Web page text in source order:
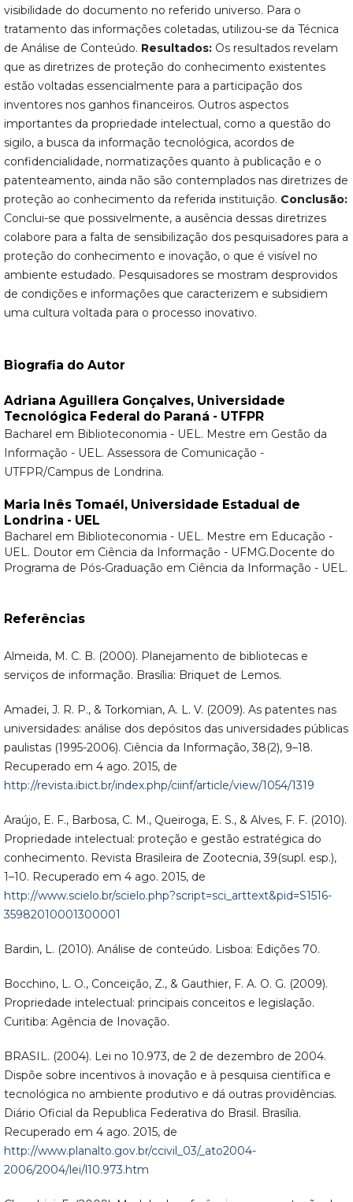
visibilidade do documento no referido universo. Para o
tratamento das informações coletadas, utilizou-se da Técnica
de Análise de Conteúdo. Resultados: Os resultados revelam
que as diretrizes de proteção do conhecimento existentes
estão voltadas essencialmente para a participação dos
inventores nos ganhos financeiros. Outros aspectos
importantes da propriedade intelectual, como a questão do
sigilo, a busca da informação tecnológica, acordos de
confidencialidade, normatizações quanto à publicação e o
patenteamento, ainda não são contemplados nas diretrizes de
proteção ao conhecimento da referida instituição. Conclusão:
Conclui-se que possivelmente, a ausência dessas diretrizes
colabore para a falta de sensibilização dos pesquisadores para a
proteção do conhecimento e inovação, o que é visível no
ambiente estudado. Pesquisadores se mostram desprovidos
de condições e informações que caracterizem e subsidiem
uma cultura voltada para o processo inovativo.
Biografia do Autor
Adriana Aguillera Gonçalves, Universidade
Tecnológica Federal do Paraná - UTFPR
Bacharel em Biblioteconomia - UEL. Mestre em Gestão da
Informação - UEL. Assessora de Comunicação -
UTFPR/Campus de Londrina.
Maria Inês Tomaél, Universidade Estadual de
Londrina - UEL
Bacharel em Biblioteconomia - UEL. Mestre em Educação -
UEL. Doutor em Ciência da Informação - UFMG.Docente do
Programa de Pós-Graduação em Ciência da Informação - UEL.
Referências
Almeida, M. C. B. (2000). Planejamento de bibliotecas e
serviços de informação. Brasília: Briquet de Lemos.
Amadei, J. R. P., & Torkomian, A. L. V. (2009). As patentes nas
universidades: análise dos depósitos das universidades públicas
paulistas (1995-2006). Ciência da Informação, 38(2), 9–18.
Recuperado em 4 ago. 2015, de
http://revista.ibict.br/index.php/ciinf/article/view/1054/1319
Araújo, E. F., Barbosa, C. M., Queiroga, E. S., & Alves, F. F. (2010).
Propriedade intelectual: proteção e gestão estratégica do
conhecimento. Revista Brasileira de Zootecnia, 39(supl. esp.),
1–10. Recuperado em 4 ago. 2015, de
http://www.scielo.br/scielo.php?script=sci_arttext&pid=S1516-
35982010001300001
Bardin, L. (2010). Análise de conteúdo. Lisboa: Edições 70.
Bocchino, L. O., Conceição, Z., & Gauthier, F. A. O. G. (2009).
Propriedade intelectual: principais conceitos e legislação.
Curitiba: Agência de Inovação.
BRASIL. (2004). Lei no 10.973, de 2 de dezembro de 2004.
Dispõe sobre incentivos à inovação e à pesquisa científica e
tecnológica no ambiente produtivo e dá outras providências.
Diário Oficial da Republica Federativa do Brasil. Brasília.
Recuperado em 4 ago. 2015, de
http://www.planalto.gov.br/ccivil_03/_ato2004-
2006/2004/lei/l10.973.htm